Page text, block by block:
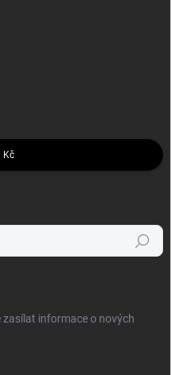
Kč
Hledat
zasílat informace o nových